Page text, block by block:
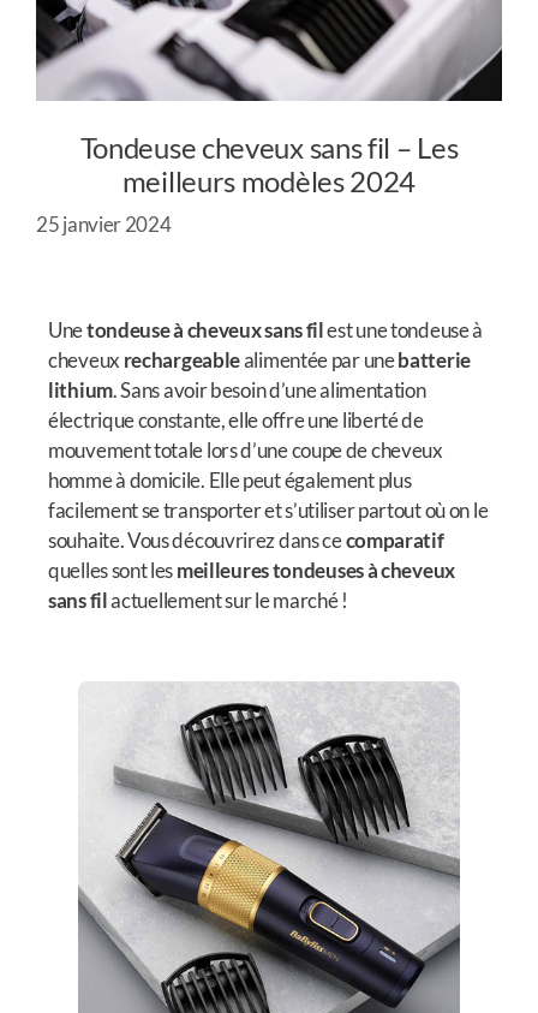
Tondeuse cheveux sans fil – Les
meilleurs modèles 2024
25 janvier 2024
Unetondeuse à cheveux sans filest une tondeuse à
cheveux rechargeablealimentée par unebatterie
lithium. Sans avoir besoin d’une alimentation
électrique constante, elle offre une liberté de
mouvement totale lors d’une coupe de cheveux
homme à domicile. Elle peut également plus
facilement se transporter et s’utiliser partout où on le
souhaite. Vous découvrirez dans cecomparatif
quelles sont lesmeilleures tondeuses à cheveux
sans filactuellement sur le marché !